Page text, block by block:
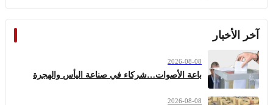
آخر الأخبار
2026-08-08
باعة الأصوات…شركاء في صناعة اليأس والهجرة
2026-08-08